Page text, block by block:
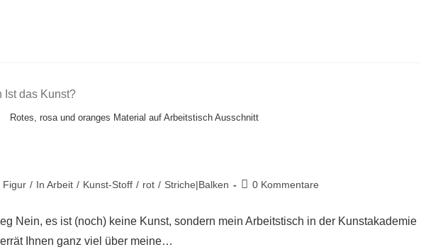
Rotes, rosa und oranges Material auf Arbeitstisch Ausschnitt
Figur / In Arbeit / Kunst-Stoff / rot / Striche|Balken 0 Kommentare
Nein, es ist (noch) keine Kunst, sondern mein Arbeitstisch in der Kunstakademie
Ihnen ganz viel über meine…